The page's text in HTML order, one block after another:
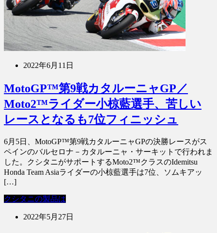
2022年6月11日
MotoGP™第9戦カタルーニャGP／
Moto2™ライダー小椋藍選手、苦しい
レースとなるも7位フィニッシュ
6月5日、MotoGP™第9戦カタルーニャGPの決勝レースがス
ペインのバルセロナ－カタルーニャ・サーキットで行われま
した。クシタニがサポートするMoto2™クラスのIdemitsu
Honda Team Asiaライダーの小椋藍選手は7位、ソムキアッ
[…]
クシタニの製品は
2022年5月27日